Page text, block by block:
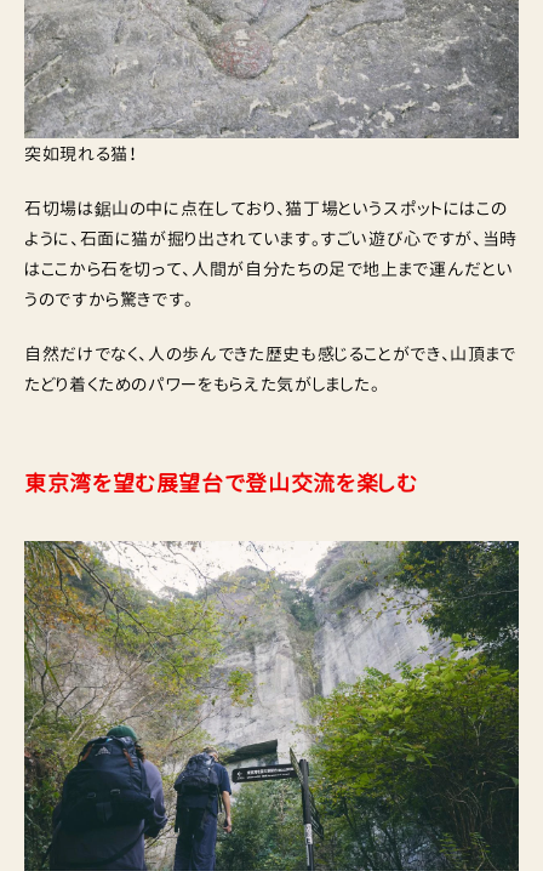
突如現れる猫！
石切場は鋸山の中に点在しており、猫丁場というスポットにはこの
ように、石面に猫が掘り出されています。すごい遊び心ですが、当時
はここから石を切って、人間が自分たちの足で地上まで運んだとい
うのですから驚きです。
自然だけでなく、人の歩んできた歴史も感じることができ、山頂まで
たどり着くためのパワーをもらえた気がしました。
東京湾を望む展望台で登山交流を楽しむ